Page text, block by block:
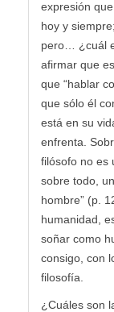
expresión
hoy y
pero… ¿cuál
afirmar que
que “hablar
que sólo él
está en su
enfrenta.
filósofo no es
sobre todo,
hombre” (p.
humanidad,
soñar como
consigo, con
filosofía.
¿Cuáles son